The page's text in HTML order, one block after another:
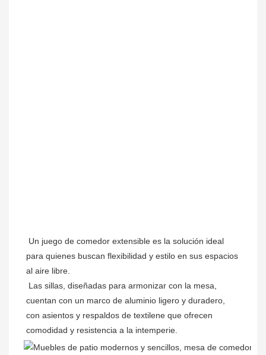
Un juego de comedor extensible es la solución ideal
para quienes buscan flexibilidad y estilo en sus espacios
al aire libre.
Las sillas, diseñadas para armonizar con la mesa,
cuentan con un marco de aluminio ligero y duradero,
con asientos y respaldos de textilene que ofrecen
comodidad y resistencia a la intemperie.